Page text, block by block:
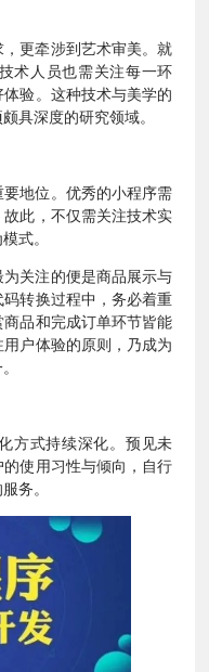
更牵涉到艺术审美。就
术人员也需关注每一环
验。这种技术与美学的
具深度的研究领域。
地位。优秀的小程序需
此，不仅需关注技术实
式。
关注的便是商品展示与
转换过程中，务必着重
品和完成订单环节皆能
户体验的原则，乃成为
方式持续深化。预见未
使用习性与倾向，自行
务。